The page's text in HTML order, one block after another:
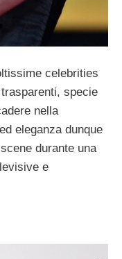
celebrities
specie
nella
eleganza dunque
durante una
e